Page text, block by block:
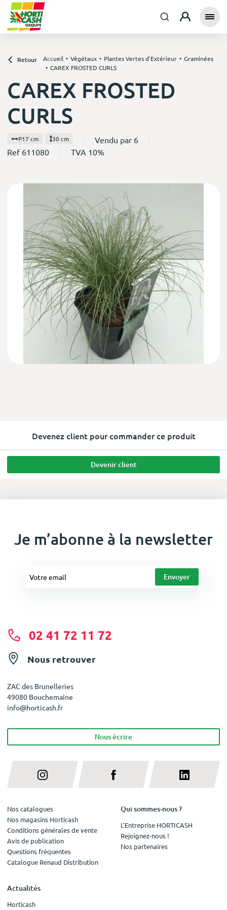
Retour Accueil Végétaux Plantes Vertes d'Extérieur
Graminées
CAREX FROSTED CURLS
CAREX FROSTED
CURLS
P17 cm 30 cm
Vendu par 6
Ref 611080
TVA 10%
Devenez client pour commander ce produit
Devenir client
Je m’abonne à la newsletter
02 41 72 11 72
Nous retrouver
ZAC des Brunelleries
49080 Bouchemaine
info@horticash.fr
Nous écrire
Nos catalogues
Nos magasins Horticash
Conditions générales de vente
Avis de publication
Questions fréquentes
Catalogue Renaud Distribution
Qui sommes-nous ?
L'Entreprise HORTICASH
Rejoignez-nous !
Nos partenaires
Actualités
Horticash